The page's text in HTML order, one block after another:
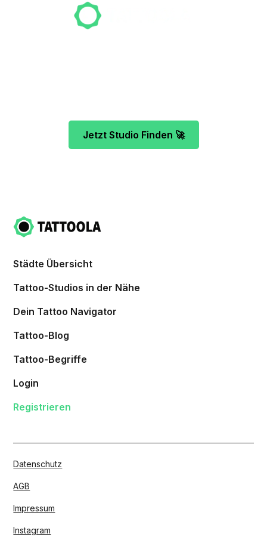
Jetzt Studio Finden 🚀
Städte Übersicht
Tattoo-Studios in der Nähe
Dein Tattoo Navigator
Tattoo-Blog
Tattoo-Begriffe
Login
Registrieren
Datenschutz
AGB
Impressum
Instagram